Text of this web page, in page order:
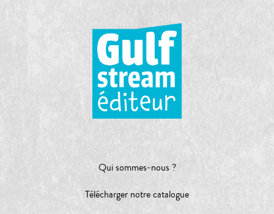
Qui sommes-nous ?
Télécharger notre catalogue